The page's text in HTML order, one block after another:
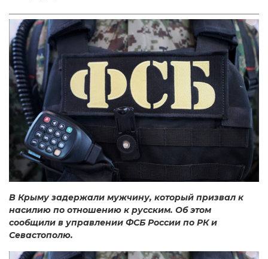
В Крыму задержали мужчину, который призвал к
насилию по отношению к русским. Об этом
сообщили в управлении ФСБ России по РК и
Севастополю.